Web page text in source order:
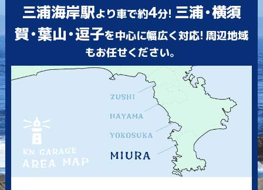
三浦海岸駅より車で約4分! 三浦・横須
賀・葉山・逗子を中心に幅広く対応! 周辺地域
もお任せください。